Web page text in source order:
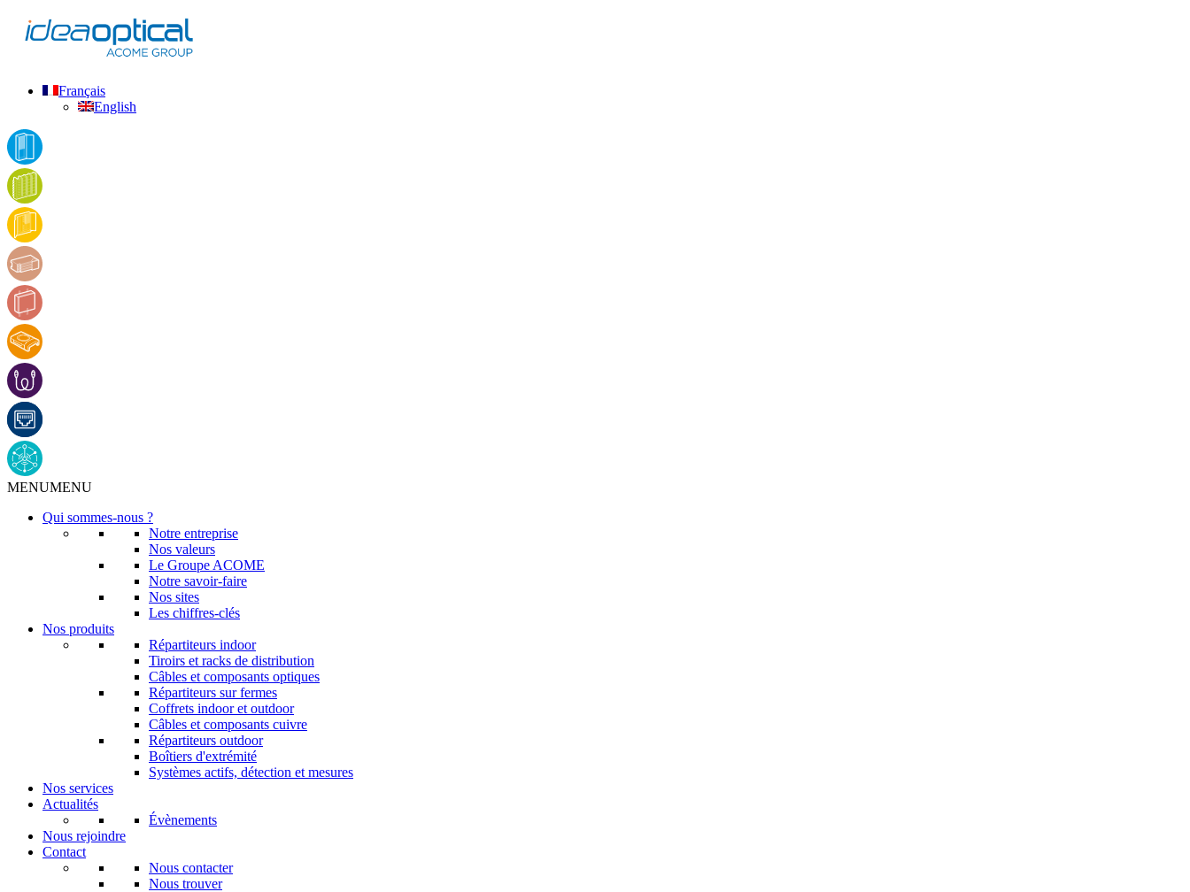
Français
English
MENUMENU
Qui sommes-nous ?
Notre entreprise
Nos valeurs
Le Groupe ACOME
Notre savoir-faire
Nos sites
Les chiffres-clés
Nos produits
Répartiteurs indoor
Tiroirs et racks de distribution
Câbles et composants optiques
Répartiteurs sur fermes
Coffrets indoor et outdoor
Câbles et composants cuivre
Répartiteurs outdoor
Boîtiers d'extrémité
Systèmes actifs, détection et mesures
Nos services
Actualités
Évènements
Nous rejoindre
Contact
Nous contacter
Nous trouver